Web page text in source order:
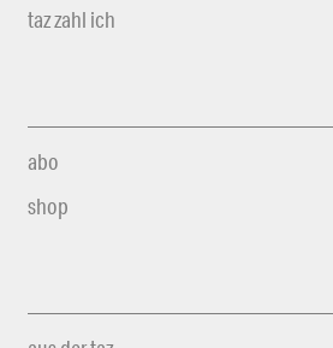
taz zahl ich
abo
shop